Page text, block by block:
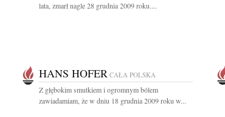
lata, zmarł nagle 28 grudnia 2009 roku....
HANS HOFER CAŁA POLSKA
Z głębokim smutkiem i ogromnym bólem
zawiadamiam, że w dniu 18 grudnia 2009 roku w...